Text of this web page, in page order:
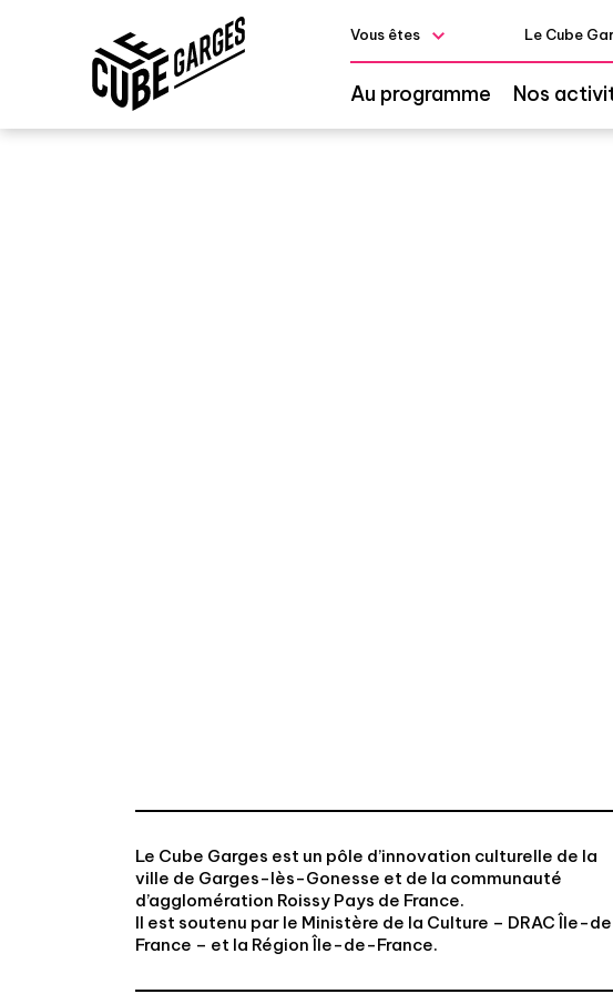
Vous êtes Le Cube
Au programme Nos
Le Cube Garges est un pôle d’innovation culturelle de la
ville de Garges-lès-Gonesse et de la communauté
d’agglomération Roissy Pays de France.
Il est soutenu par le Ministère de la Culture – DRAC Île-
France – et la Région Île-de-France.